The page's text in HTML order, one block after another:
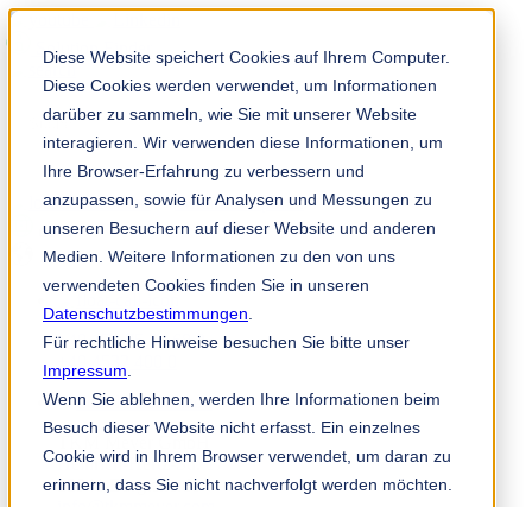
Diese Website speichert Cookies auf Ihrem Computer.
Diese Cookies werden verwendet, um Informationen
darüber zu sammeln, wie Sie mit unserer Website
interagieren. Wir verwenden diese Informationen, um
Ihre Browser-Erfahrung zu verbessern und
anzupassen, sowie für Analysen und Messungen zu
unseren Besuchern auf dieser Website und anderen
Medien. Weitere Informationen zu den von uns
verwendeten Cookies finden Sie in unseren
Datenschutzbestimmungen
Für rechtliche Hinweise besuchen Sie bitte unser
Impressum
Wenn Sie ablehnen, werden Ihre Informationen beim
Besuch dieser Website nicht erfasst. Ein einzelnes
Cookie wird in Ihrem Browser verwendet, um daran zu
erinnern, dass Sie nicht nachverfolgt werden möchten.
Solution Finder
Mitarbeiterportal
de
+49 171 75 30 68 2
Heinrich-Hertz-Str. 17
22941 Bargteheide